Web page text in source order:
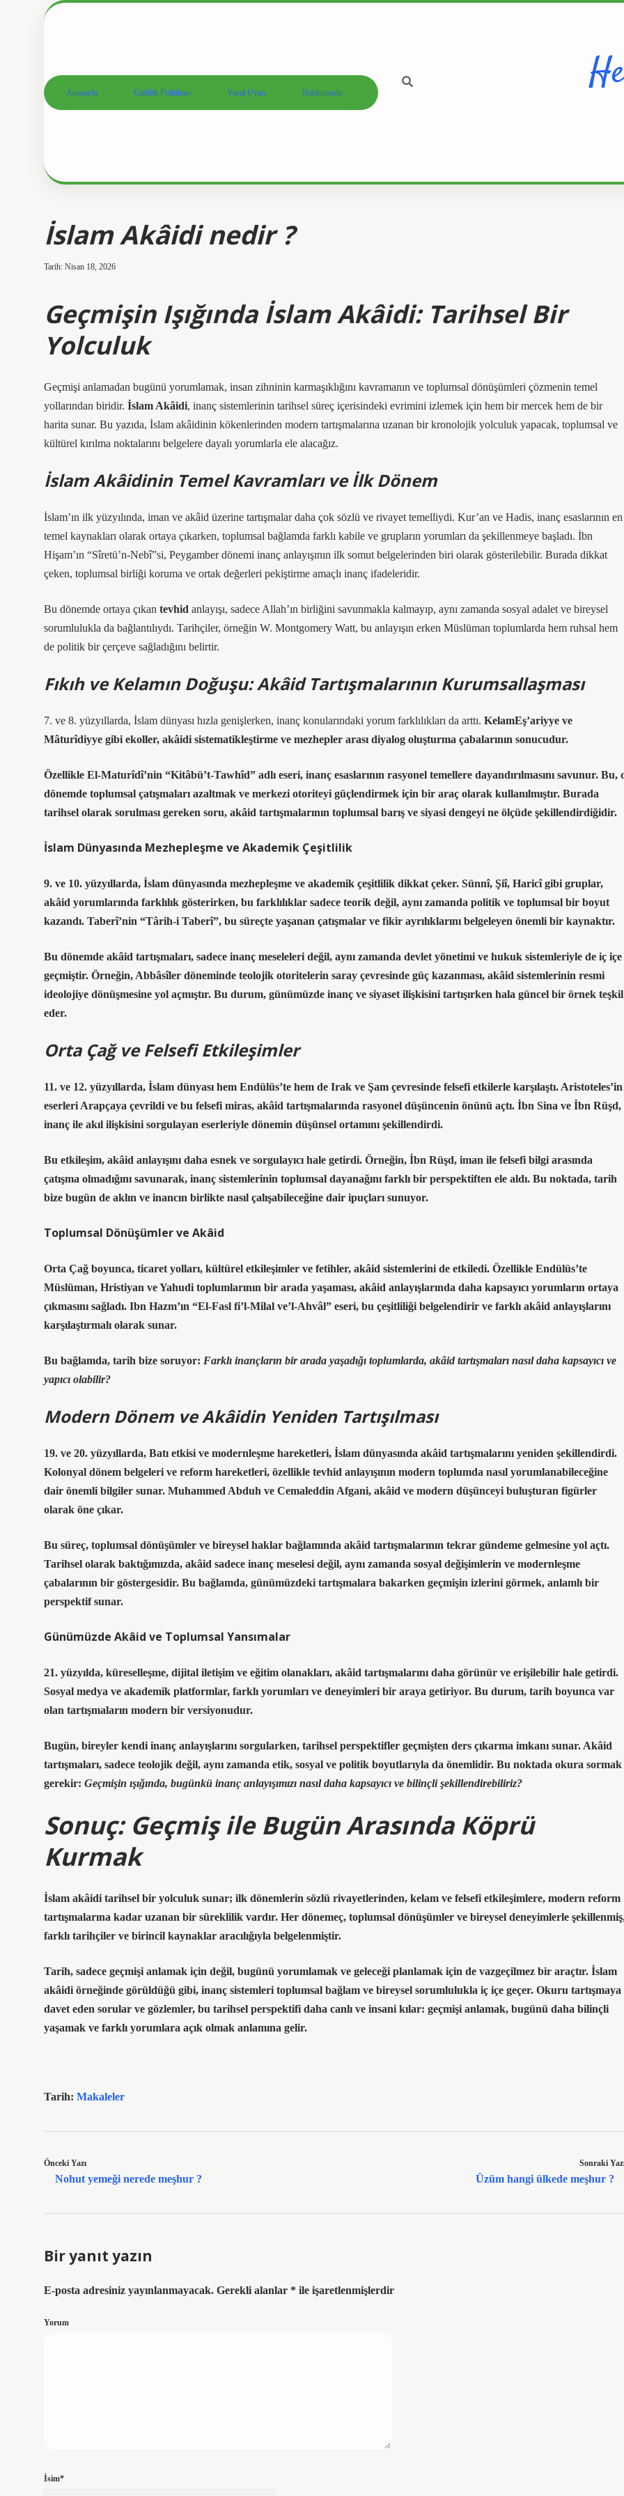
Anasayfa Gizlilik Politikası Yasal Uyarı Hakkımızda
İslam Akâidi nedir ?
Tarih: Nisan 18, 2026
Geçmişin Işığında İslam Akâidi: Tarihsel Bir
Yolculuk
Geçmişi anlamadan bugünü yorumlamak, insan zihninin karmaşıklığını kavramanın ve toplumsal dönüşümleri çözmenin temel
yollarından biridir. İslam Akâidi, inanç sistemlerinin tarihsel süreç içerisindeki evrimini izlemek için hem bir mercek hem de bir
harita sunar. Bu yazıda, İslam akâidinin kökenlerinden modern tartışmalarına uzanan bir kronolojik yolculuk yapacak, toplumsal ve
kültürel kırılma noktalarını belgelere dayalı yorumlarla ele alacağız.
İslam Akâidinin Temel Kavramları ve İlk Dönem
İslam’ın ilk yüzyılında, iman ve akâid üzerine tartışmalar daha çok sözlü ve rivayet temelliydi. Kur’an ve Hadis, inanç esaslarının en
temel kaynakları olarak ortaya çıkarken, toplumsal bağlamda farklı kabile ve grupların yorumları da şekillenmeye başladı. İbn
Hişam’ın “Sîretü’n-Nebî”si, Peygamber dönemi inanç anlayışının ilk somut belgelerinden biri olarak gösterilebilir. Burada dikkat
çeken, toplumsal birliği koruma ve ortak değerleri pekiştirme amaçlı inanç ifadeleridir.
Bu dönemde ortaya çıkan tevhid anlayışı, sadece Allah’ın birliğini savunmakla kalmayıp, aynı zamanda sosyal adalet ve bireysel
sorumlulukla da bağlantılıydı. Tarihçiler, örneğin W. Montgomery Watt, bu anlayışın erken Müslüman toplumlarda hem ruhsal hem
de politik bir çerçeve sağladığını belirtir.
Fıkıh ve Kelamın Doğuşu: Akâid Tartışmalarının Kurumsallaşması
7. ve 8. yüzyıllarda, İslam dünyası hızla genişlerken, inanç konularındaki yorum farklılıkları da arttı. KelamEş’ariyye ve
Mâturîdiyye gibi ekoller, akâidi sistematikleştirme ve mezhepler arası diyalog oluşturma çabalarının sonucudur.
Özellikle El-Maturîdî’nin “Kitâbü’t-Tawhîd” adlı eseri, inanç esaslarının rasyonel temellere dayandırılmasını savunur. Bu,
dönemde toplumsal çatışmaları azaltmak ve merkezi otoriteyi güçlendirmek için bir araç olarak kullanılmıştır. Burada
tarihsel olarak sorulması gereken soru, akâid tartışmalarının toplumsal barış ve siyasi dengeyi ne ölçüde şekillendirdiğidir.
İslam Dünyasında Mezhepleşme ve Akademik Çeşitlilik
9. ve 10. yüzyıllarda, İslam dünyasında mezhepleşme ve akademik çeşitlilik dikkat çeker. Sünnî, Şiî, Haricî gibi gruplar,
akâid yorumlarında farklılık gösterirken, bu farklılıklar sadece teorik değil, aynı zamanda politik ve toplumsal bir boyut
kazandı. Taberî’nin “Târih-i Taberî”, bu süreçte yaşanan çatışmalar ve fikir ayrılıklarını belgeleyen önemli bir kaynaktır.
Bu dönemde akâid tartışmaları, sadece inanç meseleleri değil, aynı zamanda devlet yönetimi ve hukuk sistemleriyle de iç içe
geçmiştir. Örneğin, Abbâsîler döneminde teolojik otoritelerin saray çevresinde güç kazanması, akâid sistemlerinin resmi
ideolojiye dönüşmesine yol açmıştır. Bu durum, günümüzde inanç ve siyaset ilişkisini tartışırken hala güncel bir örnek teşkil
eder.
Orta Çağ ve Felsefi Etkileşimler
11. ve 12. yüzyıllarda, İslam dünyası hem Endülüs’te hem de Irak ve Şam çevresinde felsefi etkilerle karşılaştı. Aristoteles’in
eserleri Arapçaya çevrildi ve bu felsefi miras, akâid tartışmalarında rasyonel düşüncenin önünü açtı. İbn Sina ve İbn Rüşd,
inanç ile akıl ilişkisini sorgulayan eserleriyle dönemin düşünsel ortamını şekillendirdi.
Bu etkileşim, akâid anlayışını daha esnek ve sorgulayıcı hale getirdi. Örneğin, İbn Rüşd, iman ile felsefi bilgi arasında
çatışma olmadığını savunarak, inanç sistemlerinin toplumsal dayanağını farklı bir perspektiften ele aldı. Bu noktada, tarih
bize bugün de aklın ve inancın birlikte nasıl çalışabileceğine dair ipuçları sunuyor.
Toplumsal Dönüşümler ve Akâid
Orta Çağ boyunca, ticaret yolları, kültürel etkileşimler ve fetihler, akâid sistemlerini de etkiledi. Özellikle Endülüs’te
Müslüman, Hristiyan ve Yahudi toplumlarının bir arada yaşaması, akâid anlayışlarında daha kapsayıcı yorumların ortaya
çıkmasını sağladı. Ibn Hazm’ın “El-Fasl fi’l-Milal ve’l-Ahvâl” eseri, bu çeşitliliği belgelendirir ve farklı akâid anlayışlarını
karşılaştırmalı olarak sunar.
Bu bağlamda, tarih bize soruyor: Farklı inançların bir arada yaşadığı toplumlarda, akâid tartışmaları nasıl daha kapsayıcı ve
yapıcı olabilir?
Modern Dönem ve Akâidin Yeniden Tartışılması
19. ve 20. yüzyıllarda, Batı etkisi ve modernleşme hareketleri, İslam dünyasında akâid tartışmalarını yeniden şekillendirdi.
Kolonyal dönem belgeleri ve reform hareketleri, özellikle tevhid anlayışının modern toplumda nasıl yorumlanabileceğine
dair önemli bilgiler sunar. Muhammed Abduh ve Cemaleddin Afgani, akâid ve modern düşünceyi buluşturan figürler
olarak öne çıkar.
Bu süreç, toplumsal dönüşümler ve bireysel haklar bağlamında akâid tartışmalarının tekrar gündeme gelmesine yol açtı.
Tarihsel olarak baktığımızda, akâid sadece inanç meselesi değil, aynı zamanda sosyal değişimlerin ve modernleşme
çabalarının bir göstergesidir. Bu bağlamda, günümüzdeki tartışmalara bakarken geçmişin izlerini görmek, anlamlı bir
perspektif sunar.
Günümüzde Akâid ve Toplumsal Yansımalar
21. yüzyılda, küreselleşme, dijital iletişim ve eğitim olanakları, akâid tartışmalarını daha görünür ve erişilebilir hale getirdi.
Sosyal medya ve akademik platformlar, farklı yorumları ve deneyimleri bir araya getiriyor. Bu durum, tarih boyunca var
olan tartışmaların modern bir versiyonudur.
Bugün, bireyler kendi inanç anlayışlarını sorgularken, tarihsel perspektifler geçmişten ders çıkarma imkanı sunar. Akâid
tartışmaları, sadece teolojik değil, aynı zamanda etik, sosyal ve politik boyutlarıyla da önemlidir. Bu noktada okura sormak
gerekir: Geçmişin ışığında, bugünkü inanç anlayışımızı nasıl daha kapsayıcı ve bilinçli şekillendirebiliriz?
Sonuç: Geçmiş ile Bugün Arasında Köprü
Kurmak
İslam akâidi tarihsel bir yolculuk sunar; ilk dönemlerin sözlü rivayetlerinden, kelam ve felsefi etkileşimlere, modern reform
tartışmalarına kadar uzanan bir süreklilik vardır. Her dönemeç, toplumsal dönüşümler ve bireysel deneyimlerle
farklı tarihçiler ve birincil kaynaklar aracılığıyla belgelenmiştir.
Tarih, sadece geçmişi anlamak için değil, bugünü yorumlamak ve geleceği planlamak için de vazgeçilmez bir araçtır. İslam
akâidi örneğinde görüldüğü gibi, inanç sistemleri toplumsal bağlam ve bireysel sorumlulukla iç içe geçer. Okuru tartışmaya
davet eden sorular ve gözlemler, bu tarihsel perspektifi daha canlı ve insani kılar: geçmişi anlamak, bugünü daha bilinçli
yaşamak ve farklı yorumlara açık olmak anlamına gelir.
Tarih: Makaleler
Önceki Yazı
Nohut yemeği nerede meşhur ?
Sonraki
Üzüm hangi ülkede meşhur ?
Bir yanıt yazın
E-posta adresiniz yayınlanmayacak. Gerekli alanlar * ile işaretlenmişlerdir
Yorum
İsim*